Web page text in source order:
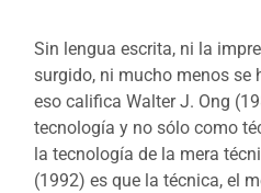
Sin lengua escrita, ni la
surgido, ni mucho menos se
eso califica Walter J. Ong
tecnología y no sólo como
la tecnología de la mera
(1992) es que la técnica, el